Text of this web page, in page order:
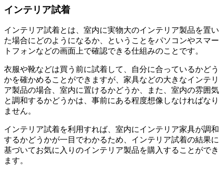
インテリア試着
インテリア試着とは、室内に実物大のインテリア製品を置い
た場合にどのようになるか、ということをパソコンやスマー
トフォンなどの画面上で確認できる仕組みのことです。
衣服や靴などは買う前に試着して、自分に合っているかどう
かを確かめることができますが、家具などの大きなインテリ
ア製品の場合、室内に置けるかどうか、また、室内の雰囲気
と調和するかどうかは、事前にある程度想像しなければなり
ません。
インテリア試着を利用すれば、室内にインテリア家具が調和
するかどうかが一目でわかるため、インテリア試着の結果に
基づいてお気に入りのインテリア製品を購入することができ
ます。